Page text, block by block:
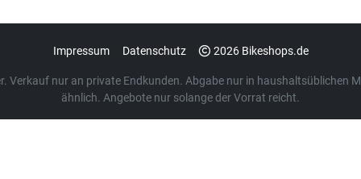
Impressum Datenschutz 2026 Bikeshops.de
Verkauf nur an private Endkunden. Abgabe nur in haushaltsüblichen
ähnlich. Angebote nur solange der Vorrat reicht.